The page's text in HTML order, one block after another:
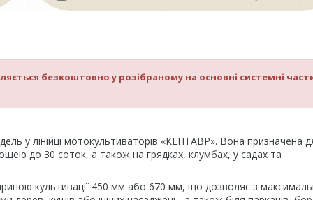
безкоштовно у розібраному на основні системні
у лінійці мотокультиваторів «КЕНТАВР». Вона призначена
до 30 соток, а також на грядках, клумбах, у садах та
культивації 450 мм або 670 мм, що дозволяє з